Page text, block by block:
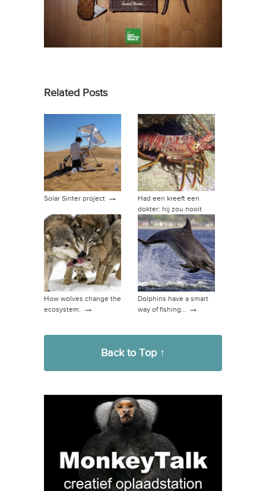
Related Posts
Solar Sinter project →
Had een kreeft een
dokter: hij zou nooit
groeien.→
How wolves change the
ecosystem. →
Dolphins have a smart
way of fishing… →
Back to Top ↑